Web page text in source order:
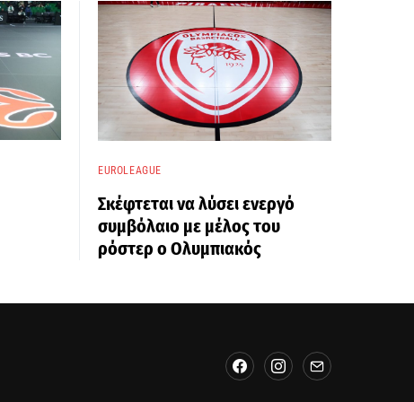
EUROLEAGUE
Σκέφτεται να λύσει ενεργό
συμβόλαιο με μέλος του
ρόστερ ο Ολυμπιακός